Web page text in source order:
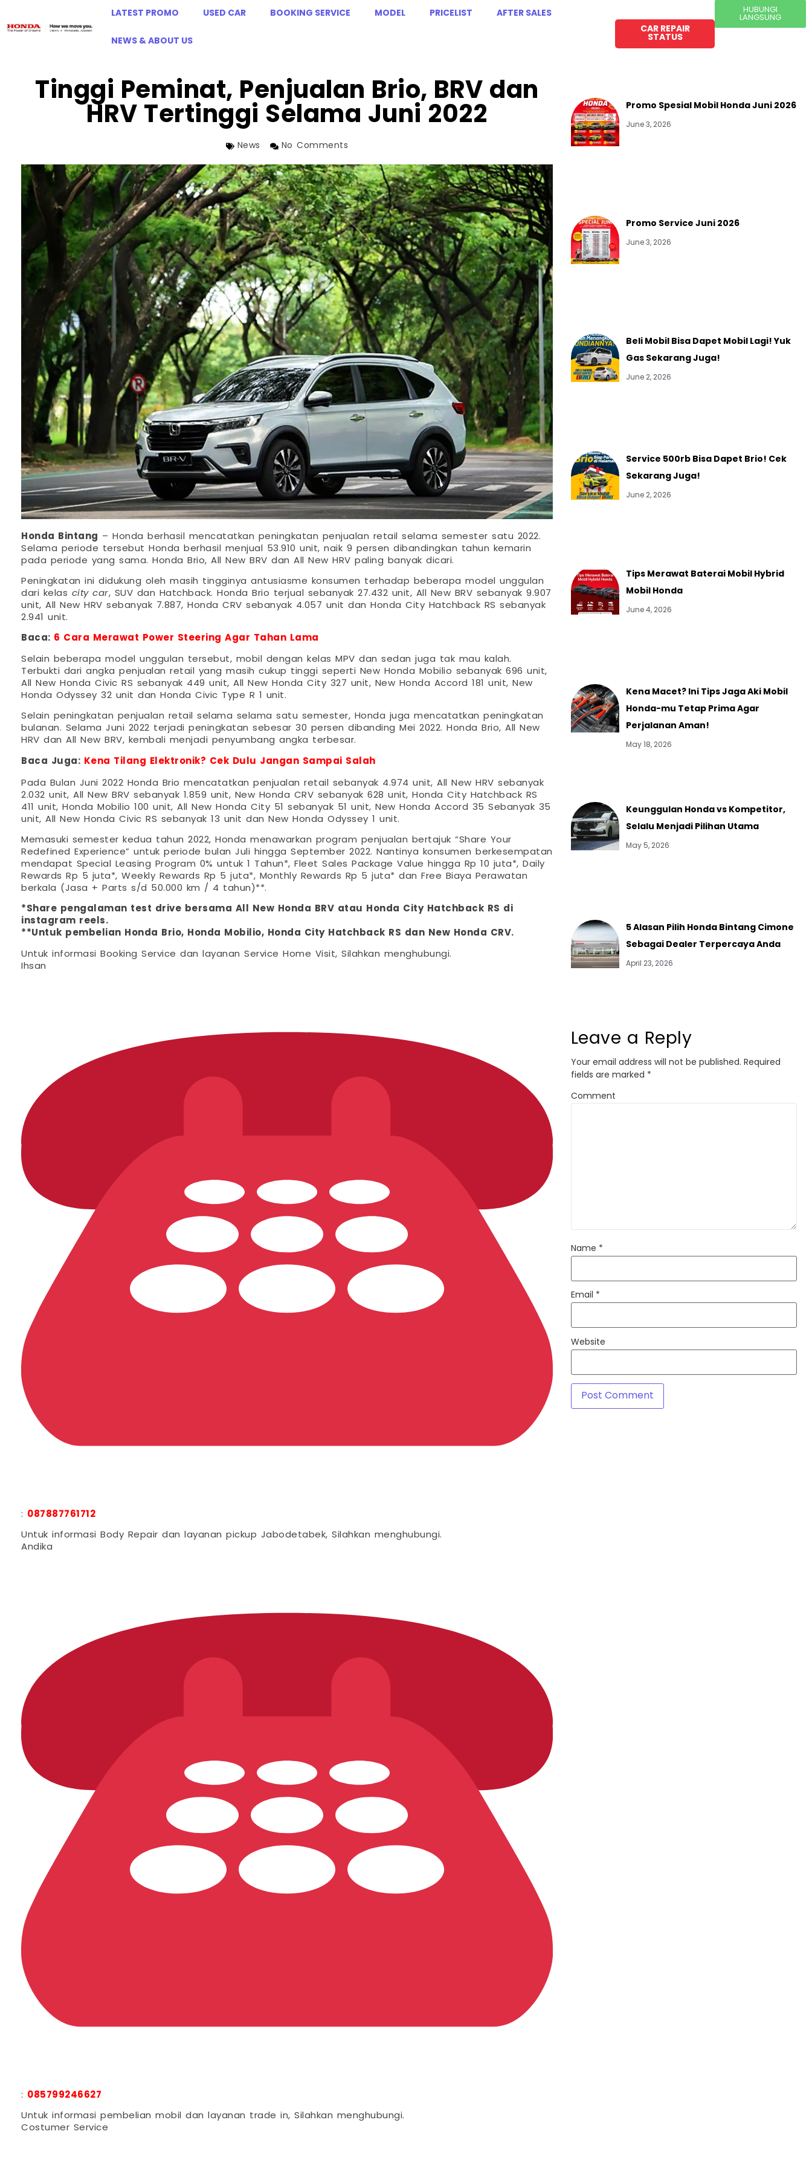
LATEST PROMO USED CAR BOOKING SERVICE MODEL PRICELIST AFTER SALES
NEWS & ABOUT US
CAR REPAIR
STATUS
HUBUNGI
LANGSUNG
Tinggi Peminat, Penjualan Brio, BRV dan
HRV Tertinggi Selama Juni 2022
News No Comments
Honda Bintang – Honda berhasil mencatatkan peningkatan penjualan retail selama semester satu 2022.
Selama periode tersebut Honda berhasil menjual 53.910 unit, naik 9 persen dibandingkan tahun kemarin
pada periode yang sama. Honda Brio, All New BRV dan All New HRV paling banyak dicari.
Peningkatan ini didukung oleh masih tingginya antusiasme konsumen terhadap beberapa model unggulan
dari kelas city car, SUV dan Hatchback. Honda Brio terjual sebanyak 27.432 unit, All New BRV sebanyak 9.907
unit, All New HRV sebanyak 7.887, Honda CRV sebanyak 4.057 unit dan Honda City Hatchback RS sebanyak
2.941 unit.
Baca: 6 Cara Merawat Power Steering Agar Tahan Lama
Selain beberapa model unggulan tersebut, mobil dengan kelas MPV dan sedan juga tak mau kalah.
Terbukti dari angka penjualan retail yang masih cukup tinggi seperti New Honda Mobilio sebanyak 696 unit,
All New Honda Civic RS sebanyak 449 unit, All New Honda City 327 unit, New Honda Accord 181 unit, New
Honda Odyssey 32 unit dan Honda Civic Type R 1 unit.
Selain peningkatan penjualan retail selama selama satu semester, Honda juga mencatatkan peningkatan
bulanan. Selama Juni 2022 terjadi peningkatan sebesar 30 persen dibanding Mei 2022. Honda Brio, All New
HRV dan All New BRV, kembali menjadi penyumbang angka terbesar.
Baca Juga: Kena Tilang Elektronik? Cek Dulu Jangan Sampai Salah
Pada Bulan Juni 2022 Honda Brio mencatatkan penjualan retail sebanyak 4.974 unit, All New HRV sebanyak
2.032 unit, All New BRV sebanyak 1.859 unit, New Honda CRV sebanyak 628 unit, Honda City Hatchback RS
411 unit, Honda Mobilio 100 unit, All New Honda City 51 sebanyak 51 unit, New Honda Accord 35 Sebanyak 35
unit, All New Honda Civic RS sebanyak 13 unit dan New Honda Odyssey 1 unit.
Memasuki semester kedua tahun 2022, Honda menawarkan program penjualan bertajuk “Share Your
Redefined Experience” untuk periode bulan Juli hingga September 2022. Nantinya konsumen berkesempatan
mendapat Special Leasing Program 0% untuk 1 Tahun*, Fleet Sales Package Value hingga Rp 10 juta*, Daily
Rewards Rp 5 juta*, Weekly Rewards Rp 5 juta*, Monthly Rewards Rp 5 juta* dan Free Biaya Perawatan
berkala (Jasa + Parts s/d 50.000 km / 4 tahun)**.
*Share pengalaman test drive bersama All New Honda BRV atau Honda City Hatchback RS di
instagram reels.
**Untuk pembelian Honda Brio, Honda Mobilio, Honda City Hatchback RS dan New Honda CRV.
Untuk informasi Booking Service dan layanan Service Home Visit, Silahkan menghubungi.
Ihsan
: 087887761712
Untuk informasi Body Repair dan layanan pickup Jabodetabek, Silahkan menghubungi.
Andika
: 085799246627
Untuk informasi pembelian mobil dan layanan trade in, Silahkan menghubungi.
Costumer Service
Promo Spesial Mobil Honda Juni 2026
June 3, 2026
Promo Service Juni 2026
June 3, 2026
Beli Mobil Bisa Dapet Mobil Lagi! Yuk
Gas Sekarang Juga!
June 2, 2026
Service 500rb Bisa Dapet Brio! Cek
Sekarang Juga!
June 2, 2026
Tips Merawat Baterai Mobil Hybrid
Mobil Honda
June 4, 2026
Kena Macet? Ini Tips Jaga Aki Mobil
Honda-mu Tetap Prima Agar
Perjalanan Aman!
May 18, 2026
Keunggulan Honda vs Kompetitor,
Selalu Menjadi Pilihan Utama
May 5, 2026
5 Alasan Pilih Honda Bintang Cimone
Sebagai Dealer Terpercaya Anda
April 23, 2026
Leave a Reply
Your email address will not be published. Required
fields are marked *
Comment
Name *
Email *
Website